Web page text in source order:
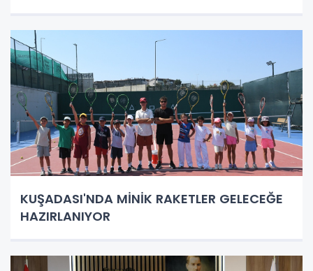
KUŞADASI'NDA MİNİK RAKETLER GELECEĞE
HAZIRLANIYOR